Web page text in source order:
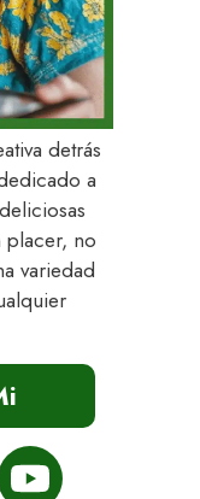
detrás
a
placer, no
variedad